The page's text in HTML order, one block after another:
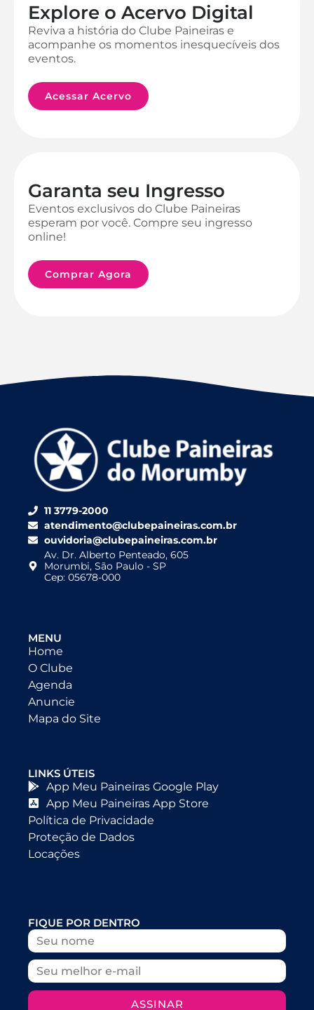
Explore o Acervo Digital
Reviva a história do Clube Paineiras e
acompanhe os momentos inesquecíveis dos
eventos.
Acessar Acervo
Garanta seu Ingresso
Eventos exclusivos do Clube Paineiras
esperam por você. Compre seu ingresso
online!
Comprar Agora
11 3779-2000
atendimento@clubepaineiras.com.br
ouvidoria@clubepaineiras.com.br
Av. Dr. Alberto Penteado, 605
Morumbi, São Paulo - SP
Cep: 05678-000
MENU
Home
O Clube
Agenda
Anuncie
Mapa do Site
LINKS ÚTEIS
App Meu Paineiras Google Play
App Meu Paineiras App Store
Política de Privacidade
Proteção de Dados
Locações
FIQUE POR DENTRO
ASSINAR